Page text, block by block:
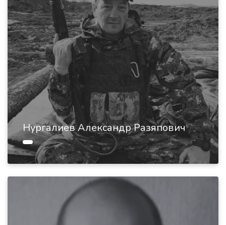
Нургалиев Александр Разяпович